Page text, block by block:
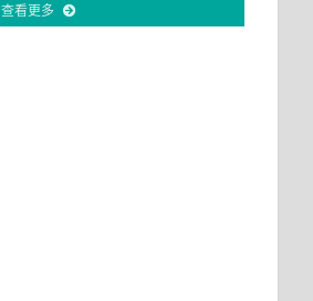
查看更多